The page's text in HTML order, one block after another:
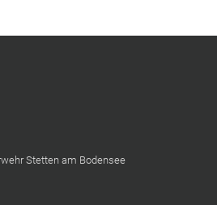
Stetten am Bodensee